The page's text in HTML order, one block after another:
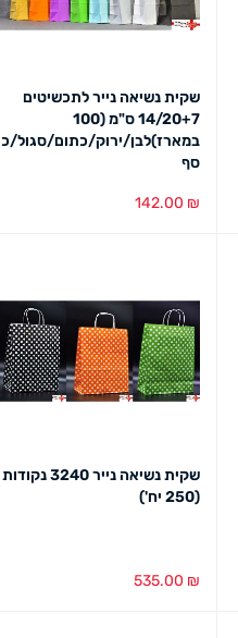
שקית נשיאה נייר לתכשיטים
14/20+7 ס"מ (100
במארז)לבן/ירוק/כתום/סגול/כ
סף
142.00 ₪
שקית נשיאה נייר 3240 נקודות
(250 יח')
535.00 ₪